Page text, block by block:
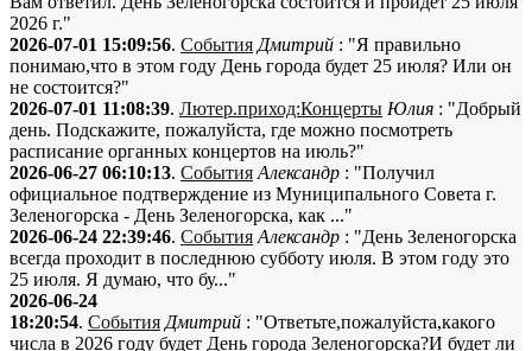
2026 г."
2026-07-01 15:09:56. События Дмитрий : "Я правильно
понимаю,что в этом году День города будет 25 июля? Или он
не состоится?"
2026-07-01 11:08:39. Лютер.приход:Концерты Юлия : "Добрый
день. Подскажите, пожалуйста, где можно посмотреть
расписание органных концертов на июль?"
2026-06-27 06:10:13. События Александр : "Получил
официальное подтверждение из Муниципального Совета г.
Зеленогорска - День Зеленогорска, как ..."
2026-06-24 22:39:46. События Александр : "День Зеленогорска
всегда проходит в последнюю субботу июля. В этом году это
25 июля. Я думаю, что бу..."
2026-06-24
18:20:54. События Дмитрий : "Ответьте,пожалуйста,какого
числа в 2026 году будет День города Зеленогорска?И будет ли